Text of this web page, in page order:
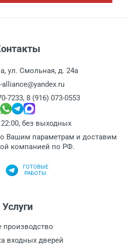
ул. Смольная, д. 24а
alliance@yandex.ru
7233, 8 (916) 073-0553
22:00, без выходных
Вашим параметрам и доставим
компанией по РФ.
ГОТОВЫЕ
РАБОТЫ
Услуги
производство
входных дверей